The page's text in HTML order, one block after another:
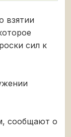
взятии
сил к
сообщают о